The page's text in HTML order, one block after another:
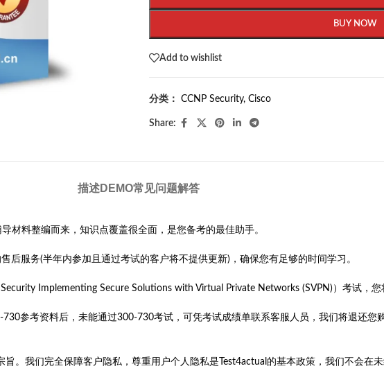
BUY NOW
Add to wishlist
分类： CCNP Security, Cisco
Share:
描述DEMO常见问题解答
材料整编而来，知识点覆盖很全面，是您备考的最佳助手。
后服务(半年内参加且通过考试的客户将不提供更新)，确保您有足够的时间学习。
Implementing Secure Solutions with Virtual Private Networks (SVPN)）考试，您
730参考资料后，未能通过300-730考试，可凭考试成绩单联系客服人员，我们将退还
。我们完全保障客户隐私，尊重用户个人隐私是Test4actual的基本政策，我们不会在